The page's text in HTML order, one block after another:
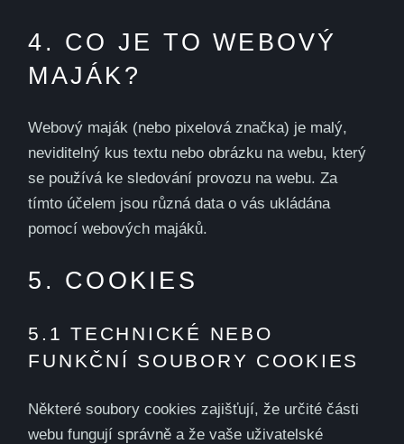
4. CO JE TO WEBOVÝ
MAJÁK?
Webový maják (nebo pixelová značka) je malý,
neviditelný kus textu nebo obrázku na webu, který
se používá ke sledování provozu na webu. Za
tímto účelem jsou různá data o vás ukládána
pomocí webových majáků.
5. COOKIES
5.1 TECHNICKÉ NEBO
FUNKČNÍ SOUBORY COOKIES
Některé soubory cookies zajišťují, že určité části
webu fungují správně a že vaše uživatelské